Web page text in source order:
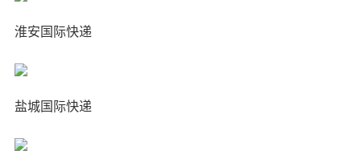
淮安国际快递
盐城国际快递